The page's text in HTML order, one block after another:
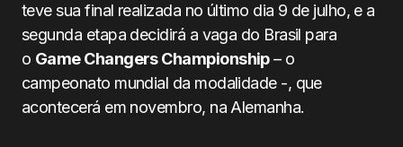
teve sua final realizada no último dia 9 de julho, e a
segunda etapa decidirá a vaga do Brasil para
o Game Changers Championship– o
campeonato mundial da modalidade -, que
acontecerá em novembro, na Alemanha.